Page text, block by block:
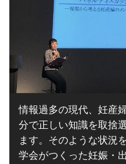
情報過多の現代、妊産
分で正しい知識を取捨
ます。そのような状況
学会がつくった妊娠・